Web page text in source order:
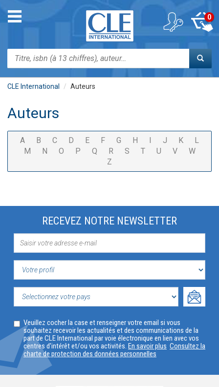
contenu
Toggle
navigation
Rechercher
0
CLE International Auteurs
Auteurs
A B C D E F G H I J K
L
M
N O P Q R S T U V
W
Z
RECEVEZ NOTRE NEWSLETTER
VOTRE
PROFIL
VOTRE
PAYS
Veuillez cocher la case et renseigner votre email si vous
souhaitez recevoir les actualités et des communications de la
part de CLE International par voie électronique en lien avec vos
centres d'intérêt et/ou vos activités. En savoir plus Consultez la
charte de protection des données personnelles